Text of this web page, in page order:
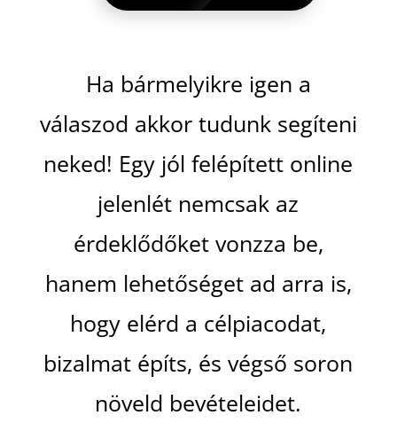
Ha bármelyikre igen a
válaszod akkor tudunk segíteni
neked! Egy jól felépített online
jelenlét nemcsak az
érdeklődőket vonzza be,
hanem lehetőséget ad arra is,
hogy elérd a célpiacodat,
bizalmat építs, és végső soron
növeld bevételeidet.